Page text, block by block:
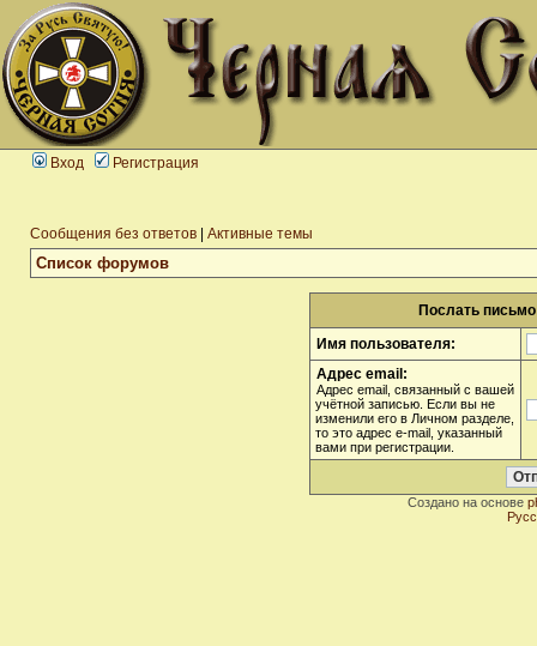
Вход Регистрация
Сообщения без ответов Активные темы
Список форумов
Послать
Имя пользователя:
Адрес email:
Адрес email, связанный с вашей
учётной записью. Если вы не
изменили его в Личном разделе,
то это адрес e-mail, указанный
вами при регистрации.
Создано на основе